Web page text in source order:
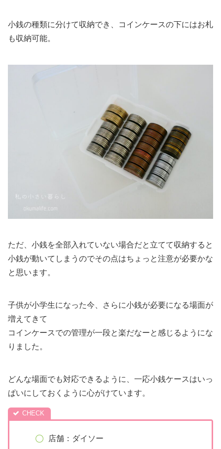
小銭の種類に分けて収納でき、コインケースの下にはお札
も収納可能。
ただ、小銭を全部入れていない場合だと立てて収納すると
小銭が動いてしまうのでその点はちょっと注意が必要かな
と思います。
子供が小学生になった今、さらに小銭が必要になる場面が
増えてきて
コインケースでの管理が一段と楽だなーと感じるようにな
りました。
どんな場面でも対応できるように、一応小銭ケースはいっ
ぱいにしておくように心がけています。
店舗：ダイソー